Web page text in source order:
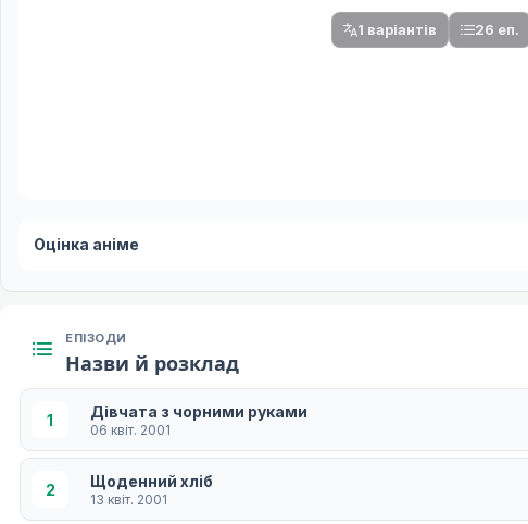
1 варіантів 26 еп.
Оцінка аніме
ЕПІЗОДИ
Назви й розклад
1 Дівчата з чорними руками
06 квіт. 2001
2 Щоденний хліб
13 квіт. 2001